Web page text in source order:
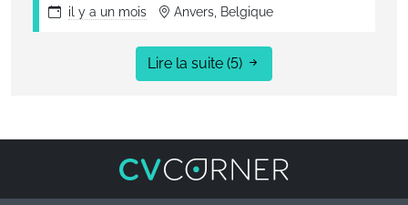
il y a un mois Anvers, Belgique
Lire la suite (5)